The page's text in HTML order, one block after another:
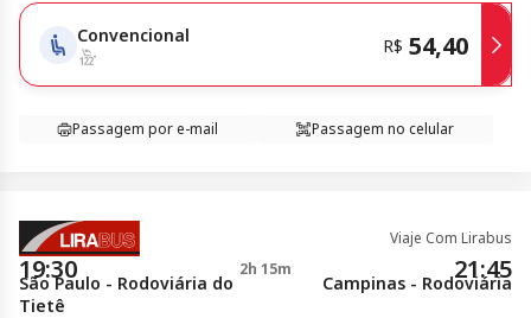
Convencional R$ 54,40
Passagem por e-mail Passagem no celular
Viaje Com Lirabus
19:30 2h 15m 21:45
São Paulo - Rodoviária do
Tietê
Campinas - Rodoviária